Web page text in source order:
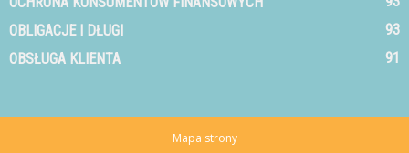
OBLIGACJE I DŁUGI
93
OBSŁUGA KLIENTA
91
Mapa strony